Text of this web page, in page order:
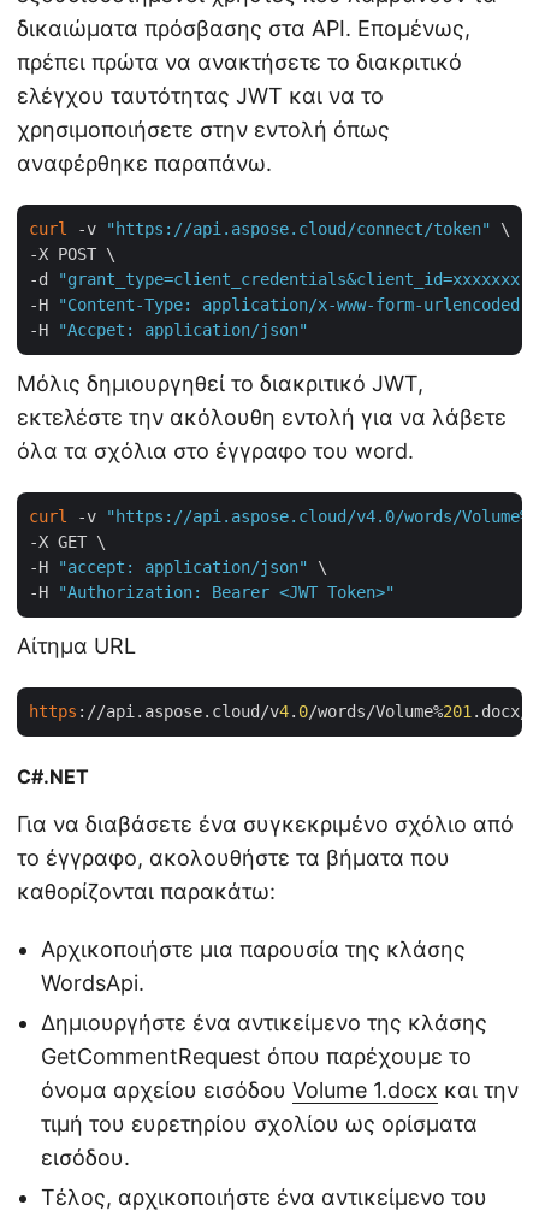
δικαιώματα πρόσβασης στα API. Επομένως,
πρέπει πρώτα να ανακτήσετε το διακριτικό
ελέγχου ταυτότητας JWT και να το
χρησιμοποιήσετε στην εντολή όπως
αναφέρθηκε παραπάνω.
curl -v "https://api.aspose.cloud/connect/token"
\
-X POST \
-d
"grant_type=client_credentials&client_id=xxxxxxx-
-H
"Content-Type: application/x-www-form-urlencoded"
-H
"Accpet: application/json"
Μόλις δημιουργηθεί το διακριτικό JWT,
εκτελέστε την ακόλουθη εντολή για να λάβετε
όλα τα σχόλια στο έγγραφο του word.
curl -v
"https://api.aspose.cloud/v4.0/words/
-X GET \
-H
"accept: application/json"
\
-H
"Authorization: Bearer <JWT Token>"
Αίτημα URL
https ://api.aspose.cloud/v4. 0/words/Volume%201
C#.NET
Για να διαβάσετε ένα συγκεκριμένο σχόλιο από
το έγγραφο, ακολουθήστε τα βήματα που
καθορίζονται παρακάτω:
Αρχικοποιήστε μια παρουσία της κλάσης
WordsApi.
Δημιουργήστε ένα αντικείμενο της κλάσης
GetCommentRequest όπου παρέχουμε το
όνομα αρχείου εισόδου Volume 1.docx και την
τιμή του ευρετηρίου σχολίου ως ορίσματα
εισόδου.
Τέλος, αρχικοποιήστε ένα αντικείμενο του